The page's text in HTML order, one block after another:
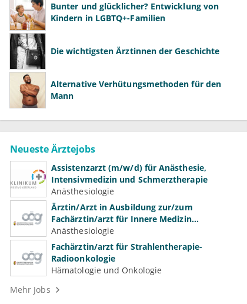
Bunter und glücklicher? Entwicklung von
Kindern in LGBTQ+-Familien
Die wichtigsten Ärztinnen der Geschichte
Alternative Verhütungsmethoden für den
Mann
Neueste Ärztejobs
Assistenzarzt (m/w/d) für Anästhesie,
Intensivmedizin und Schmerztherapie
Anästhesiologie
Ärztin/Arzt in Ausbildung zur/zum
Fachärztin/arzt für Innere Medizin
(Kardiologie, Nephrologie, Intensivmedizin)
Anästhesiologie
Fachärztin/arzt für Strahlentherapie-
Radioonkologie
Hämatologie und Onkologie
Mehr Jobs